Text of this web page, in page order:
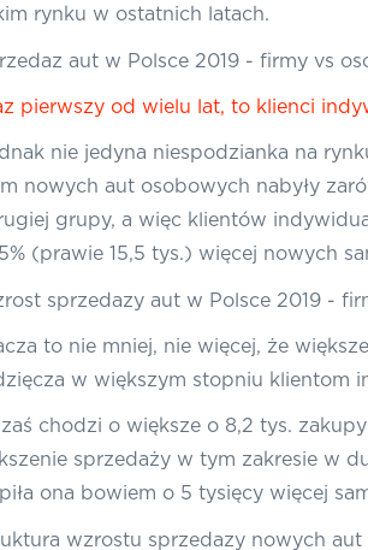
rynku w ostatnich latach.
pierwszy od wielu lat, to klienci
nie jedyna niespodzianka na
nowych aut osobowych nabyły
grupy, a więc klientów
(prawie 15,5 tys.) więcej nowych
to nie mniej, nie więcej, że
w większym stopniu klientom
zaś chodzi o większe o 8,2 tys.
sprzedaży w tym zakresie w
ona bowiem o 5 tysięcy więcej